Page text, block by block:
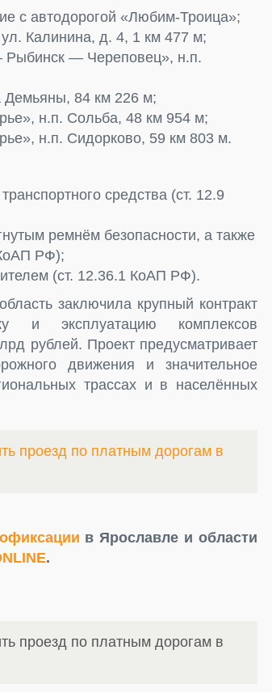
с автодорогой «Любим-Троица»;
Калинина, д. 4, 1 км 477 м;
— Череповец», н.п.
Демьяны, 84 км 226 м;
н.п. Сольба, 48 км 954 м;
н.п. Сидорково, 59 км 803 м.
средства (ст. 12.9
ремнём безопасности, а также
РФ);
(ст. 12.36.1 КоАП РФ).
заключила крупный контракт
эксплуатацию комплексов
рублей. Проект предусматривает
движения и значительное
трассах и в населённых
проезд по платным дорогам в
в Ярославле и области
.
проезд по платным дорогам в